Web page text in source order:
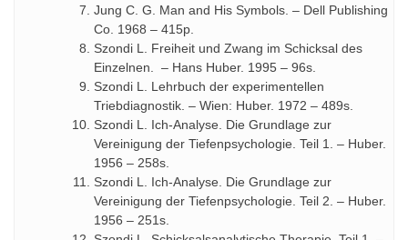
Jung C. G. Man and His Symbols. – Dell Publishing
Co. 1968 – 415р.
Szondi L. Freiheit und Zwang im Schicksal des
Einzelnen. – Hans Huber. 1995 – 96s.
Szondi L. Lehrbuch der experimentellen
Triebdiagnostik. – Wien: Huber. 1972 – 489s.
Szondi L. Ich-Analyse. Die Grundlage zur
Vereinigung der Tiefenpsychologie. Teil 1. – Huber.
1956 – 258s.
Szondi L. Ich-Analyse. Die Grundlage zur
Vereinigung der Tiefenpsychologie. Teil 2. – Huber.
1956 – 251s.